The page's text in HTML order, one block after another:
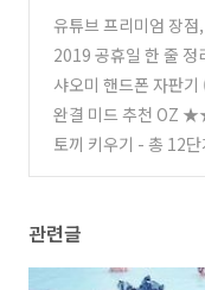
유튜브 프리미엄 장점
2019 공휴일 한 줄 정
샤오미 핸드폰 자판
완결 미드 추천
토끼 키우기 - 총 12단
관련글